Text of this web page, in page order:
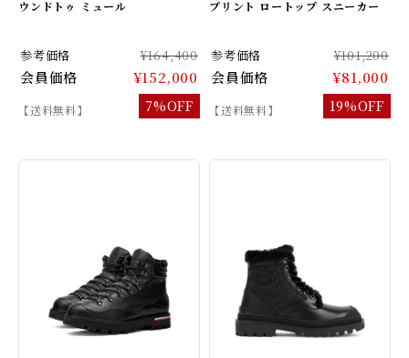
ウンドトゥ ミュール
参考価格 ¥164,400
会員価格 ¥152,000
【送料無料】 7%OFF
プリント ロートップ スニーカー
参考価格 ¥101,200
会員価格 ¥81,000
【送料無料】 19%OFF